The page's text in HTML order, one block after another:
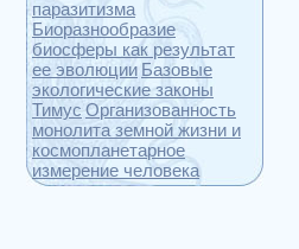
паразитизма
Биоразнообразие
биосферы как результат
ее эволюции Базовые
экологические законы
Тимус Организованность
монолита земной жизни и
космопланетарное
измерение человека